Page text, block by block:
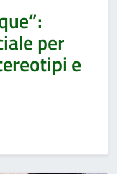
per
e